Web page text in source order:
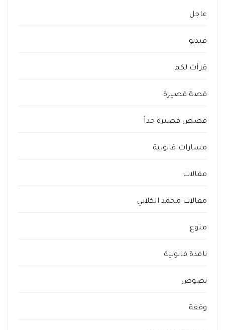
عاجل
فيديو
قرأت لكم
قصة قصيرة
قصص قصيرة جداً
مسارات قانونية
مقالات
مقالات محمد الكلابي
منوع
نافذة قانونية
نصوص
وقفة